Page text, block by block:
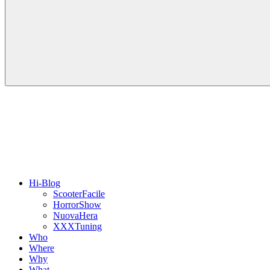
Hi-Blog
ScooterFacile
HorrorShow
NuovaHera
XXXTuning
Who
Where
Why